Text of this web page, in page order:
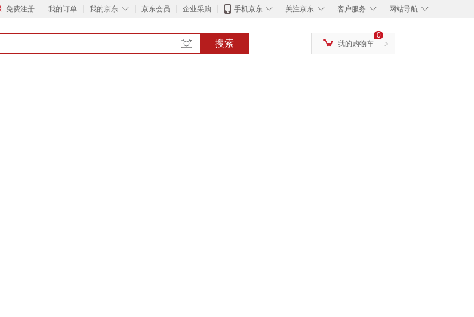
免费注册 我的订单 ◇
我的京东 京东会员 企业采购 ◇
手机京东 ◇
关注京东 ◇
客户服务 ◇
网站导航
搜索 >
0
我的购物车